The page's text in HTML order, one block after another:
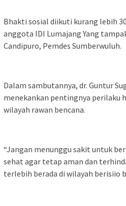
Bhakti sosial diikuti kurang lebih
anggota IDI Lumajang Yang
Candipuro, Pemdes Sumberwuluh.
Dalam sambutannya, dr. Guntur
menekankan pentingnya perilaku
wilayah rawan bencana.
“Jangan menunggu sakit untuk
sehat agar tetap aman dan
terlebih berada di wilayah berisiio